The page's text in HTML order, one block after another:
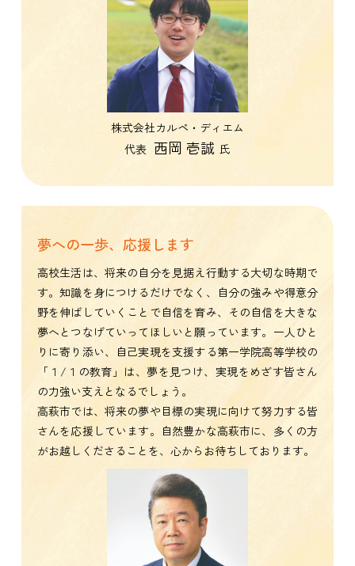
株式会社カルペ・ディエム
代表 西岡 壱誠 氏
夢への一歩、応援します
高校生活は、将来の自分を見据え行動する大切な時期で
す。知識を身につけるだけでなく、自分の強みや得意分
野を伸ばしていくことで自信を育み、その自信を大きな
夢へとつなげていってほしいと願っています。一人ひと
りに寄り添い、自己実現を支援する第一学院高等学校の
「１/１の教育」は、夢を見つけ、実現をめざす皆さん
の力強い支えとなるでしょう。
高萩市では、将来の夢や目標の実現に向けて努力する皆
さんを応援しています。自然豊かな高萩市に、多くの方
がお越しくださることを、心からお待ちしております。